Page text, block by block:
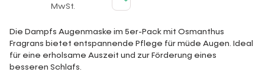
MwSt.
Die Dampfs Augenmaske im 5er-Pack mit Osmanthus
Fragrans bietet entspannende Pflege für müde Augen. Ideal
für eine erholsame Auszeit und zur Förderung eines
besseren Schlafs.